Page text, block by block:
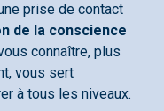
prise de contact
de la conscience
connaître, plus
vous sert
à tous les niveaux.